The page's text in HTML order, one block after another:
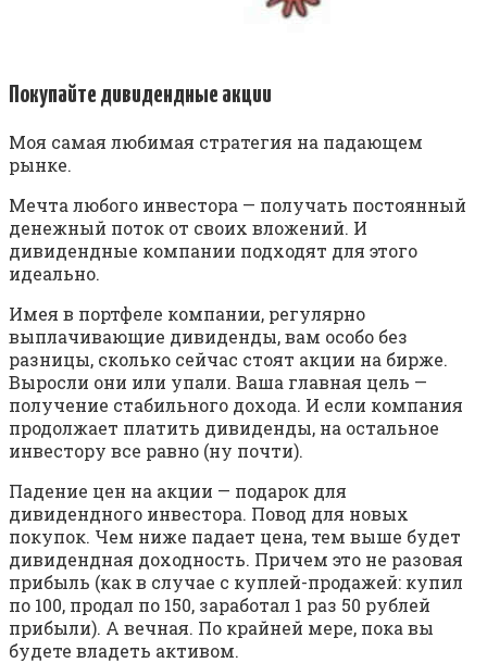
Покупайте дивидендные акции
Моя самая любимая стратегия на падающем
рынке.
Мечта любого инвестора — получать постоянный
денежный поток от своих вложений. И
дивидендные компании подходят для этого
идеально.
Имея в портфеле компании, регулярно
выплачивающие дивиденды, вам особо без
разницы, сколько сейчас стоят акции на бирже.
Выросли они или упали. Ваша главная цель —
получение стабильного дохода. И если компания
продолжает платить дивиденды, на остальное
инвестору все равно (ну почти).
Падение цен на акции — подарок для
дивидендного инвестора. Повод для новых
покупок. Чем ниже падает цена, тем выше будет
дивидендная доходность. Причем это не разовая
прибыль (как в случае с куплей-продажей: купил
по 100, продал по 150, заработал 1 раз 50 рублей
прибыли). А вечная. По крайней мере, пока вы
будете владеть активом.